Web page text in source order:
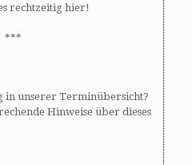
rechtzeitig hier!
***
in unserer Terminübersicht?
Hinweise über dieses